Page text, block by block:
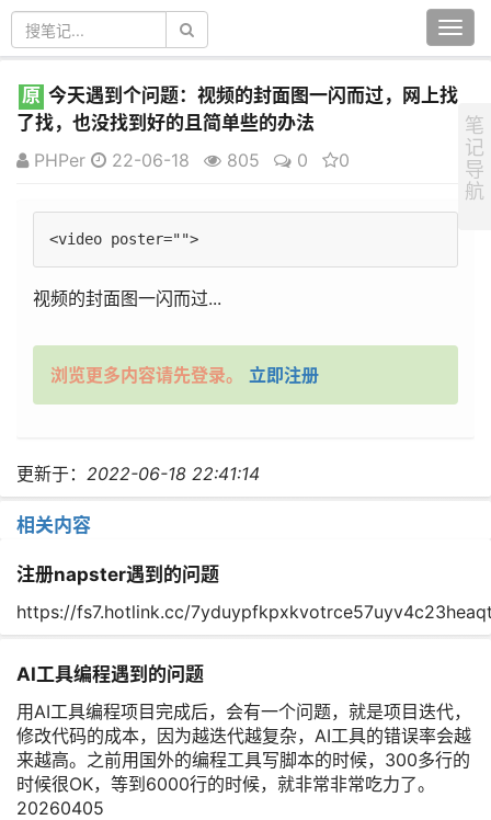
原 今天遇到个问题：视频的封面图一闪而过，网上找
了找，也没找到好的且简单些的办法
PHPer
22-06-18 805 0 0
视频的封面图一闪而过...
浏览更多内容请先登录。 立即注册
更新于： 2022-06-18 22:41:14
相关内容
注册napster遇到的问题
https://fs7.hotlink.cc/
AI工具编程遇到的问题
用AI工具编程项目完成后，会有一个问题，就是项目迭代，
修改代码的成本，因为越迭代越复杂，AI工具的错误率会越
来越高。之前用国外的编程工具写脚本的时候，300多行的
时候很OK，等到6000行的时候，就非常非常吃力了。
20260405
笔
记
导
航